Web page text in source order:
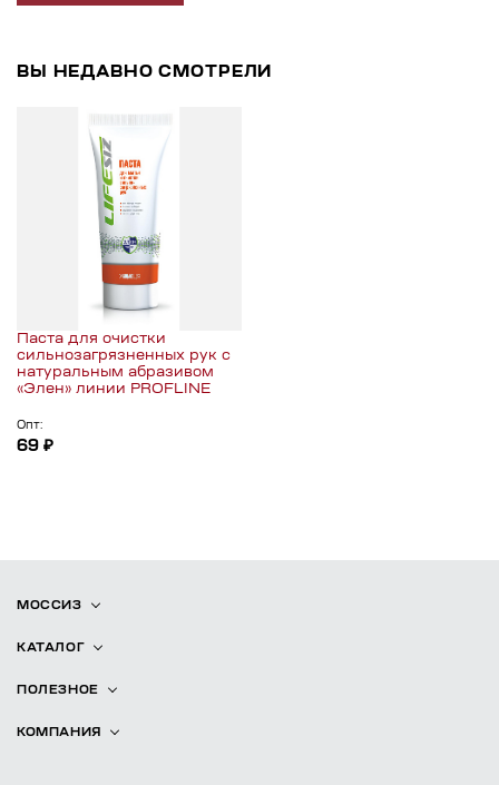
ВЫ НЕДАВНО СМОТРЕЛИ
Паста для очистки
сильнозагрязненных рук с
натуральным абразивом
«Элен» линии PROFLINE
Опт:
69 ₽
МОССИЗ
КАТАЛОГ
ПОЛЕЗНОЕ
КОМПАНИЯ